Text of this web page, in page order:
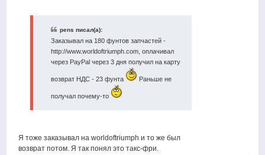
pens писал(а):
Заказывал на 180 фунтов запчастей -
http://www.worldoftriumph.com, оплачивал
через PayPal через 3 дня получил на карту
возврат НДС - 23 фунта Раньше не
получал почему-то
Я тоже заказывал на worldoftriumph и то же был
возврат потом. Я так понял это такс-фри.